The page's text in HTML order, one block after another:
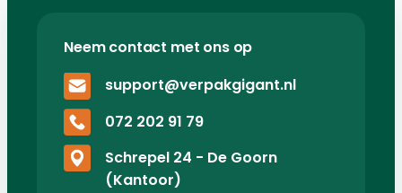
Neem contact met ons op
support@verpakgigant.nl
072 202 91 79
Schrepel 24 - De Goorn
(Kantoor)